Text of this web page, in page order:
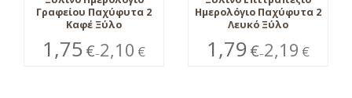
Γραφείου Παχύφυτα 2
Καφέ Ξύλο
1,75 €–2,10 €
Ημερολόγιο Παχύφυτα 2
Λευκό Ξύλο
1,79€–2,19 €